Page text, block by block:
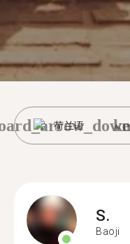
荷兰语
S.
Baoji